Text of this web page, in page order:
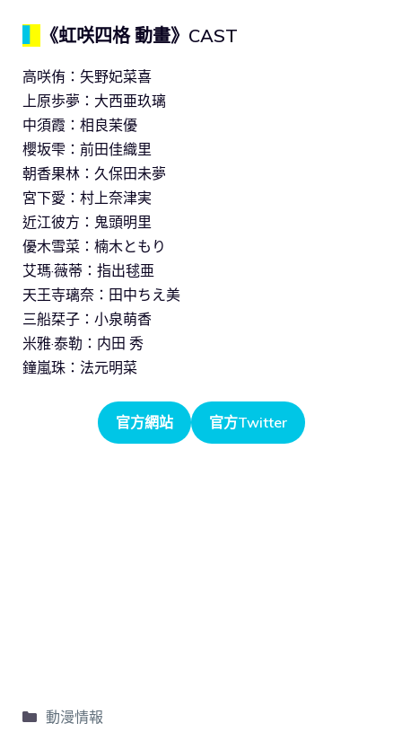
《虹咲四格 動畫》CAST
高咲侑：矢野妃菜喜
上原歩夢：大西亜玖璃
中須霞：相良茉優
櫻坂雫：前田佳織里
朝香果林：久保田未夢
宮下愛：村上奈津実
近江彼方：鬼頭明里
優木雪菜：楠木ともり
艾瑪·薇蒂：指出毬亜
天王寺璃奈：田中ちえ美
三船栞子：小泉萌香
米雅·泰勒：内田 秀
鐘嵐珠：法元明菜
官方網站 官方Twitter
動漫情報